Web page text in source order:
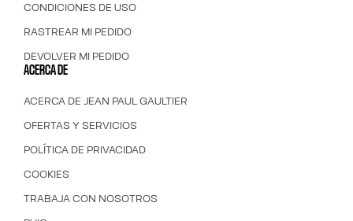
CONDICIONES DE USO
RASTREAR MI PEDIDO
DEVOLVER MI PEDIDO
ACERCA DE
ACERCA DE JEAN PAUL GAULTIER
OFERTAS Y SERVICIOS
POLÍTICA DE PRIVACIDAD
COOKIES
TRABAJA CON NOSOTROS